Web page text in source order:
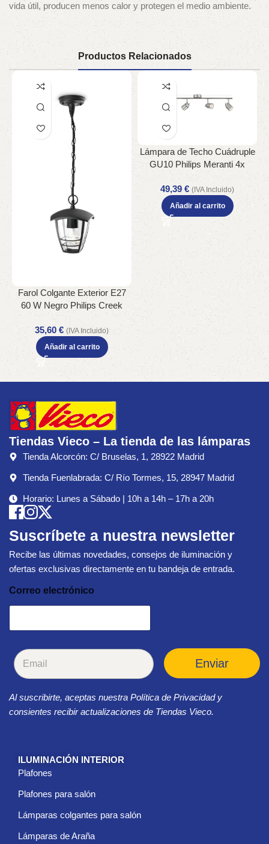
vida útil, producen menos calor y protegen el medio ambiente.
Productos Relacionados
Farol Colgante Exterior E27
60 W Negro Philips Creek
IP44 Sin Bombilla
35,60 € (IVA Incluido)
Añadir al carrito
Lámpara de Techo Cuádruple
GU10 Philips Meranti 4x
Cromado Mate Orientable
49,39 € (IVA Incluido)
Añadir al carrito
Tiendas Vieco – La tienda de las lámparas
Tienda Alcorcón: C/ Bruselas, 1, 28922 Madrid
Tienda Fuenlabrada: C/ Río Tormes, 15, 28947 Madrid
Horario: Lunes a Sábado | 10h a 14h – 17h a 20h
Suscríbete a nuestra newsletter
Recibe las últimas novedades, consejos de iluminación y
ofertas exclusivas directamente en tu bandeja de entrada.
Correo electrónico
C
o
e
o
ó
Enviar
Al suscribirte, aceptas nuestra Política de Privacidad y
consientes recibir actualizaciones de Tiendas Vieco.
ILUMINACIÓN INTERIOR
Plafones
Plafones para salón
Lámparas colgantes para salón
Lámparas de Araña